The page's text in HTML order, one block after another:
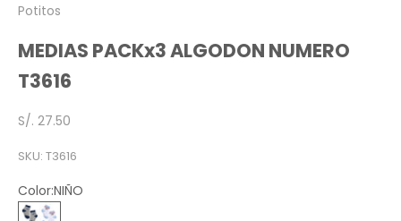
Potitos
MEDIAS PACKx3 ALGODON NUMERO
T3616
Precio de oferta
S/. 27.50
SKU: T3616
Color:NIÑO
NIÑO